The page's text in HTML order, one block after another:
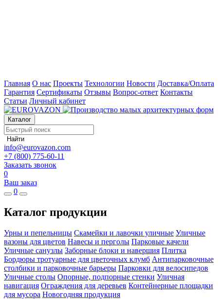
Главная О нас Проекты Технологии Новости Доставка/Оплата
Гарантия Сертификаты Отзывы Вопрос-ответ Контакты
Статьи Личный кабинет
Каталог
Найти
info@eurovazon.com
+7 (800) 775-60-11
Заказать звонок
0
Ваш заказ
0
Каталог продукции
Урны и пепельницы Скамейки и лавочки уличные Уличные
вазоны для цветов Навесы и перголы Парковые качели
Уличные санузлы Заборные блоки и навершия Плитка
Бордюры тротуарные для цветочных клумб Антипарковочные
столбики и парковочные барьеры Парковки для велосипедов
Уличные столы Опорные, подпорные стенки Уличная
навигация Ограждения для деревьев Контейнерные площадки
для мусора Новогодняя продукция